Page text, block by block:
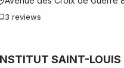
3 reviews
SAINT-LOUIS